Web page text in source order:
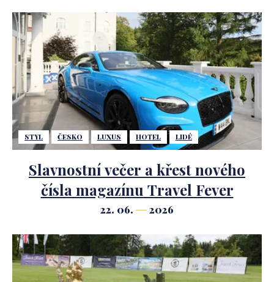
STYL ČESKO LUXUS HOTEL LIDÉ
Slavnostní večer a křest nového
čísla magazínu Travel Fever
22. 06. 2026